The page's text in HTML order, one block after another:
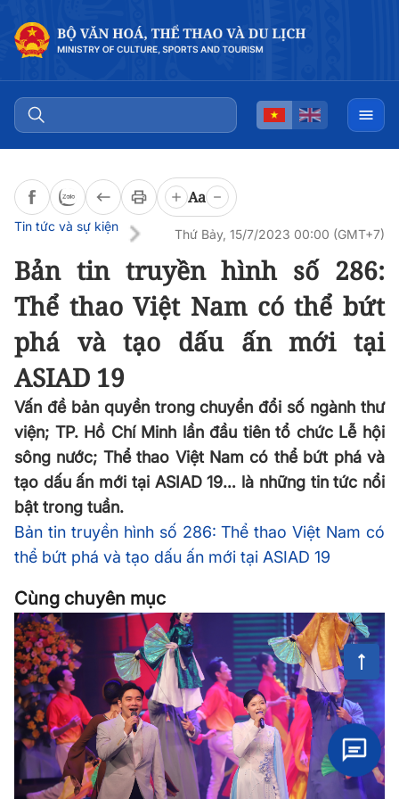
Aa
Tin tức và sự kiện
Thứ Bảy, 15/7/2023 00:00 (GMT+7)
Bản tin truyền hình số 286:
Thể thao Việt Nam có thể bứt
phá và tạo dấu ấn mới tại
ASIAD 19
Vấn đề bản quyền trong chuyển đổi số ngành thư
viện; TP. Hồ Chí Minh lần đầu tiên tổ chức Lễ hội
sông nước; Thể thao Việt Nam có thể bứt phá và
tạo dấu ấn mới tại ASIAD 19… là những tin tức nổi
bật trong tuần.
Bản tin truyền hình số 286: Thể thao Việt Nam có
thể bứt phá và tạo dấu ấn mới tại ASIAD 19
Cùng chuyên mục
Đọc bài